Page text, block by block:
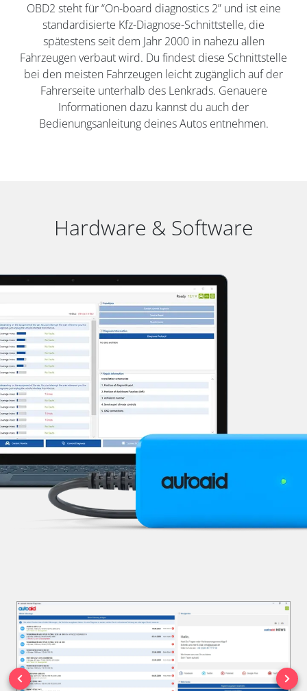
OBD2 steht für “On-board diagnostics 2” und ist eine
standardisierte Kfz-Diagnose-Schnittstelle, die
spätestens seit dem Jahr 2000 in nahezu allen
Fahrzeugen verbaut wird. Du findest diese Schnittstelle
bei den meisten Fahrzeugen leicht zugänglich auf der
Fahrerseite unterhalb des Lenkrads. Genauere
Informationen dazu kannst du auch der
Bedienungsanleitung deines Autos entnehmen.
Hardware & Software